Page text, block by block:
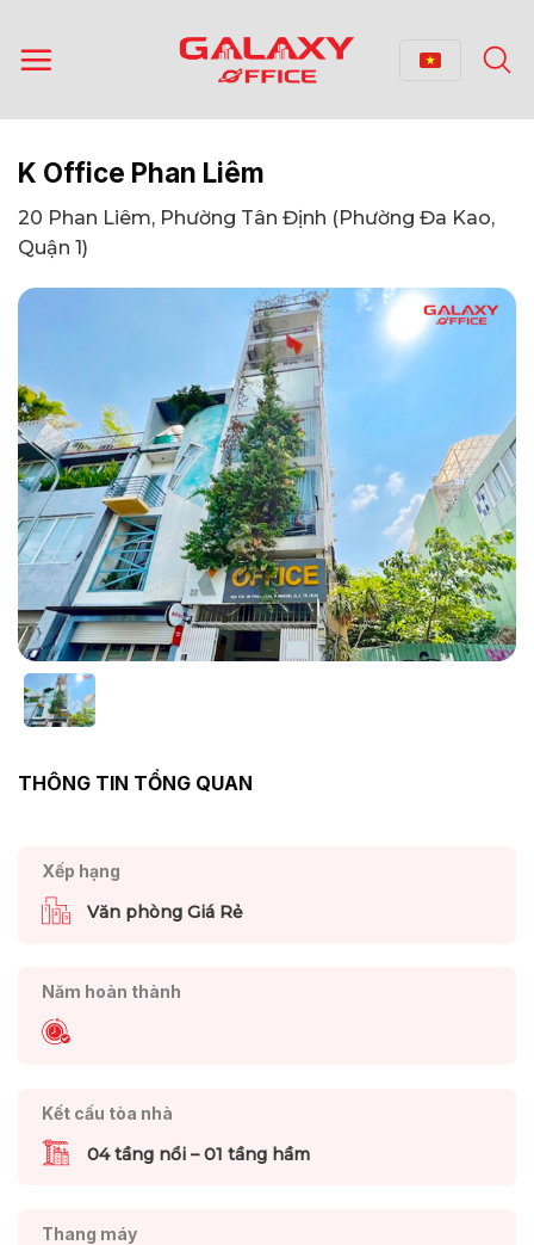
qua
nội
K Office Phan Liêm
20 Phan Liêm, Phường Tân Định (Phường Đa Kao,
Quận 1)
THÔNG TIN TỔNG QUAN
Xếp hạng
Văn phòng Giá Rẻ
Năm hoàn thành
Kết cấu tòa nhà
04 tầng nổi – 01 tầng hầm
Thang máy